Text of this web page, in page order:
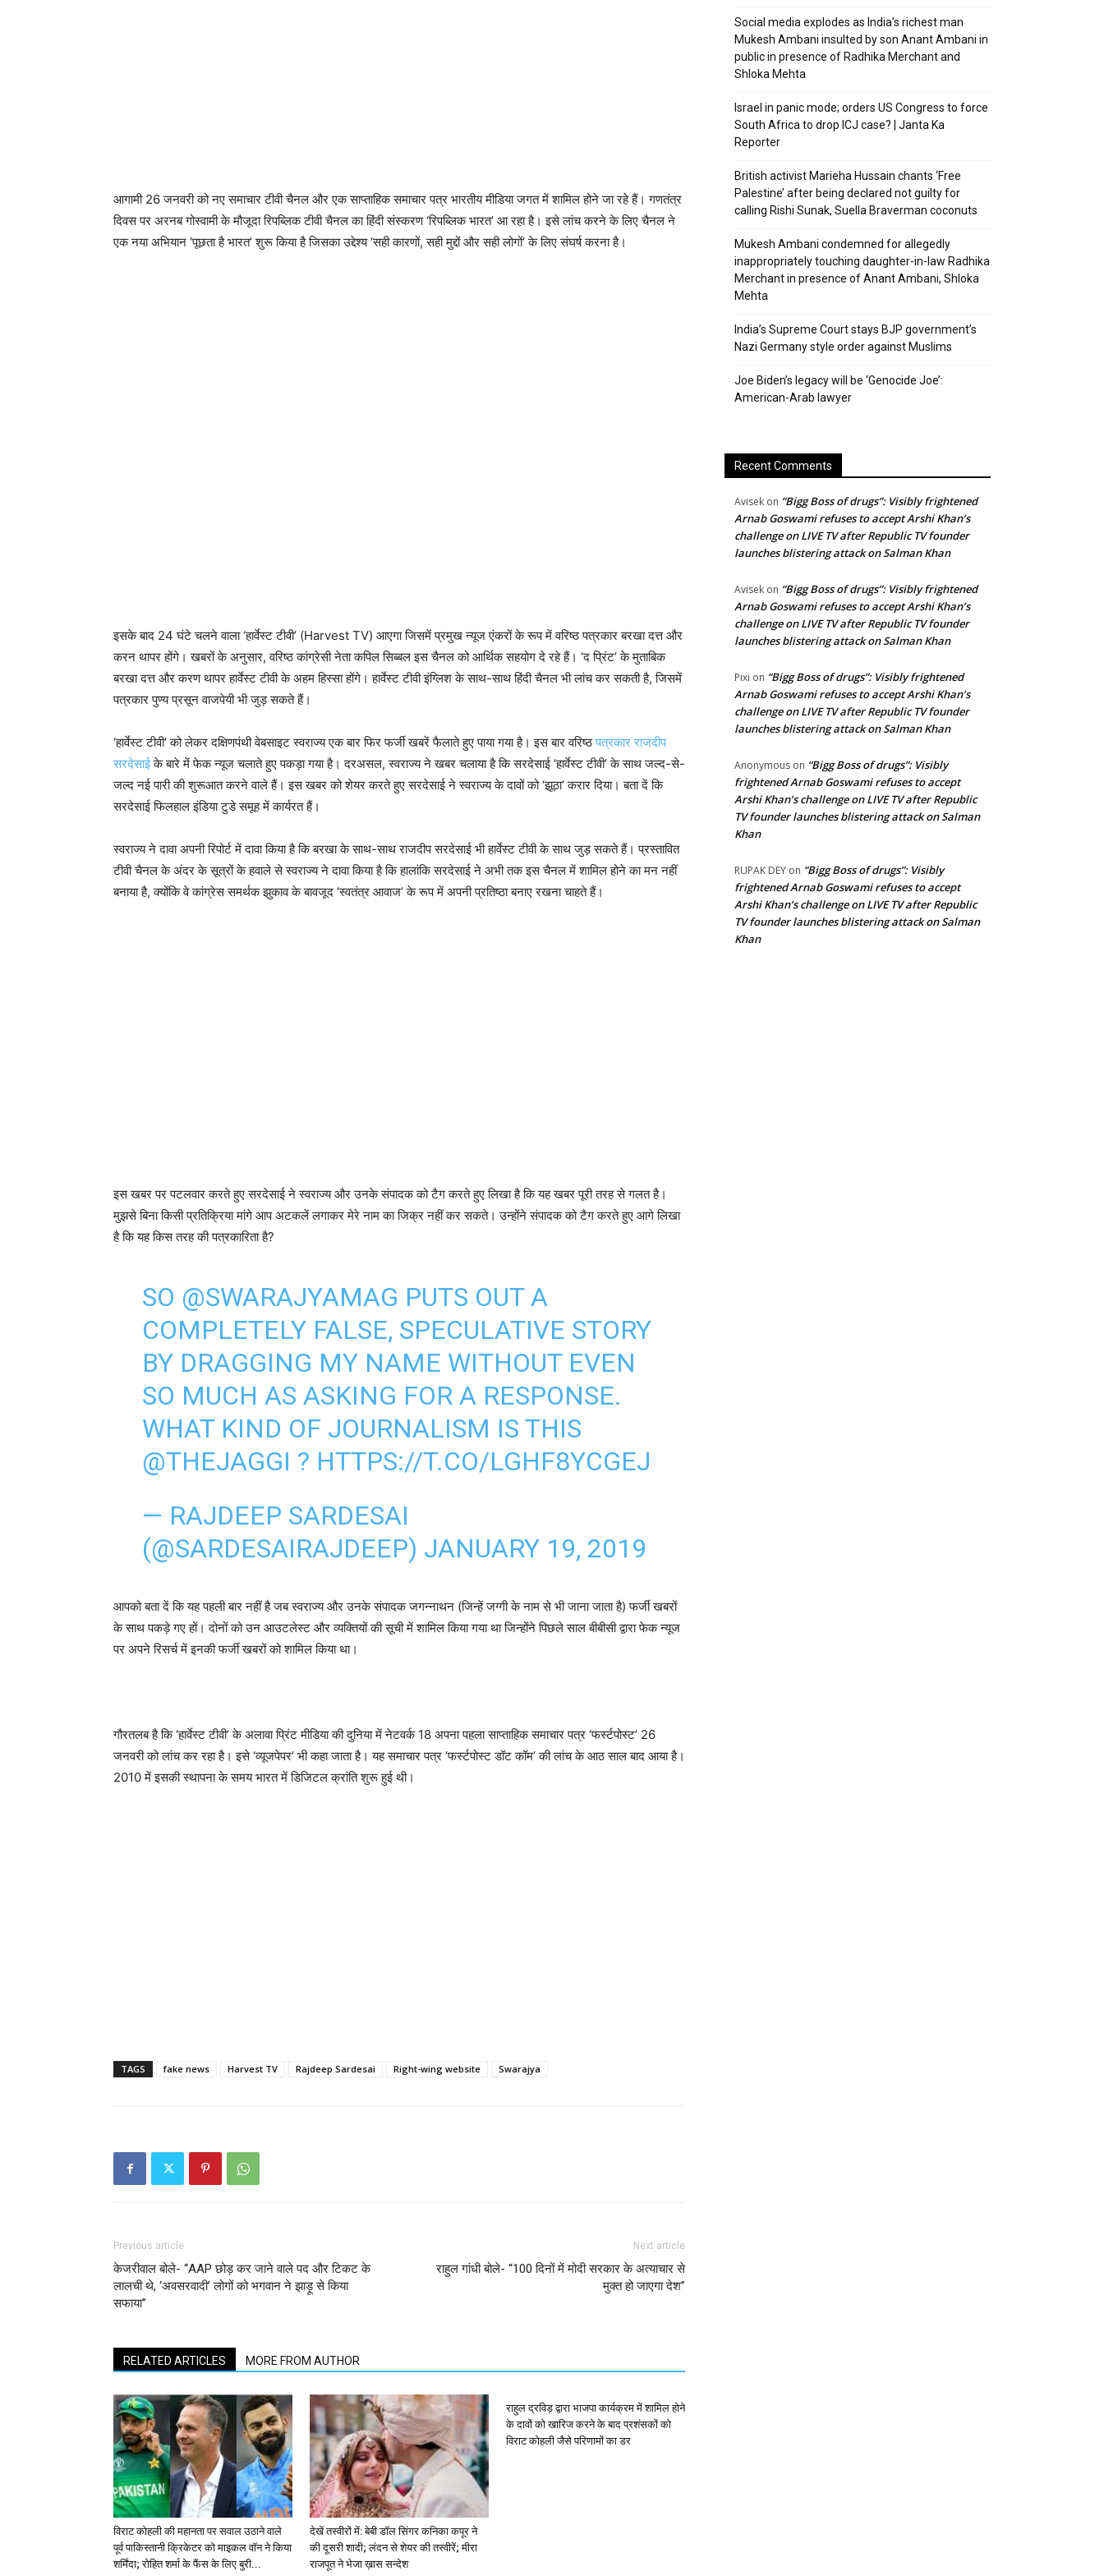
आगामी 26 जनवरी को नए समाचार टीवी चैनल और एक साप्ताहिक समाचार पत्र भारतीय मीडिया जगत में शामिल होने जा रहे हैं। गणतंत्र
दिवस पर अरनब गोस्वामी के मौजूदा रिपब्लिक टीवी चैनल का हिंदी संस्करण ‘रिपब्लिक भारत’ आ रहा है। इसे लांच करने के लिए चैनल ने
एक नया अभियान ‘पूछता है भारत’ शुरू किया है जिसका उद्देश्य ‘सही कारणों, सही मुद्दों और सही लोगों’ के लिए संघर्ष करना है।
इसके बाद 24 घंटे चलने वाला ‘हार्वेस्ट टीवी’ (Harvest TV) आएगा जिसमें प्रमुख न्यूज एंकरों के रूप में वरिष्ठ पत्रकार बरखा दत्त और
करन थापर होंगे। खबरों के अनुसार, वरिष्ठ कांग्रेसी नेता कपिल सिब्बल इस चैनल को आर्थिक सहयोग दे रहे हैं। ‘द प्रिंट’ के मुताबिक
बरखा दत्त और करण थापर हार्वेस्ट टीवी के अहम हिस्सा होंगे। हार्वेस्ट टीवी इंग्लिश के साथ-साथ हिंदी चैनल भी लांच कर सकती है, जिसमें
पत्रकार पुण्य प्रसून वाजपेयी भी जुड़ सकते हैं।
‘हार्वेस्ट टीवी’ को लेकर दक्षिणपंथी वेबसाइट स्वराज्य एक बार फिर फर्जी खबरें फैलाते हुए पाया गया है। इस बार वरिष्ठपत्रकार राजदीप
सरदेसाईके बारे में फेक न्यूज चलाते हुए पकड़ा गया है। दरअसल, स्वराज्य ने खबर चलाया है कि सरदेसाई ‘हार्वेस्ट टीवी’ के साथ जल्द-से-
जल्द नई पारी की शुरूआत करने वाले हैं। इस खबर को शेयर करते हुए सरदेसाई ने स्वराज्य के दावों को ‘झूठा’ करार दिया। बता दें कि
सरदेसाई फिलहाल इंडिया टुडे समूह में कार्यरत हैं।
स्वराज्य ने दावा अपनी रिपोर्ट में दावा किया है कि बरखा के साथ-साथ राजदीप सरदेसाई भी हार्वेस्ट टीवी के साथ जुड़ सकते हैं। प्रस्तावित
टीवी चैनल के अंदर के सूत्रों के हवाले से स्वराज्य ने दावा किया है कि हालांकि सरदेसाई ने अभी तक इस चैनल में शामिल होने का मन नहीं
बनाया है, क्योंकि वे कांग्रेस समर्थक झुकाव के बावजूद ‘स्वतंत्र आवाज’ के रूप में अपनी प्रतिष्ठा बनाए रखना चाहते हैं।
इस खबर पर पटलवार करते हुए सरदेसाई ने स्वराज्य और उनके संपादक को टैग करते हुए लिखा है कि यह खबर पूरी तरह से गलत है।
मुझसे बिना किसी प्रतिक्रिया मांगे आप अटकलें लगाकर मेरे नाम का जिक्र नहीं कर सकते। उन्होंने संपादक को टैग करते हुए आगे लिखा
है कि यह किस तरह की पत्रकारिता है?
SO @SWARAJYAMAG PUTS OUT A
COMPLETELY FALSE, SPECULATIVE STORY
BY DRAGGING MY NAME WITHOUT EVEN
SO MUCH AS ASKING FOR A RESPONSE.
WHAT KIND OF JOURNALISM IS THIS
@THEJAGGI ? HTTPS://T.CO/LGHF8YCGEJ
— RAJDEEP SARDESAI
(@SARDESAIRAJDEEP) JANUARY 19, 2019
आपको बता दें कि यह पहली बार नहीं है जब स्वराज्य और उनके संपादक जगन्नाथन (जिन्हें जग्गी के नाम से भी जाना जाता है) फर्जी खबरों
के साथ पकड़े गए हों। दोनों को उन आउटलेस्ट और व्यक्तियों की सूची में शामिल किया गया था जिन्होंने पिछले साल बीबीसी द्वारा फेक न्यूज
पर अपने रिसर्च में इनकी फर्जी खबरों को शामिल किया था।
गौरतलब है कि ‘हार्वेस्ट टीवी’ के अलावा प्रिंट मीडिया की दुनिया में नेटवर्क 18 अपना पहला साप्ताहिक समाचार पत्र ‘फर्स्टपोस्ट’ 26
जनवरी को लांच कर रहा है। इसे ‘व्यूजपेपर’ भी कहा जाता है। यह समाचार पत्र ‘फर्स्टपोस्ट डॉट कॉम’ की लांच के आठ साल बाद आया है।
2010 में इसकी स्थापना के समय भारत में डिजिटल क्रांति शुरू हुई थी।
TAGS fake news Harvest TV Rajdeep Sardesai Right-wing website Swarajya
Previous article
केजरीवाल बोले- “AAP छोड़ कर जाने वाले पद और टिकट के
लालची थे, ‘अवसरवादी’ लोगों को भगवान ने झाड़ू से किया
सफाया”
Next article
राहुल गांधी बोले- “100 दिनों में मोदी सरकार के अत्याचार से
मुक्त हो जाएगा देश”
RELATED ARTICLES MORE FROM AUTHOR
विराट कोहली की महानता पर सवाल उठाने वाले
पूर्व पाकिस्तानी क्रिकेटर को माइकल वॉन ने किया
शर्मिंदा; रोहित शर्मा के फैंस के लिए बुरी...
देखें तस्वीरों में: बेबी डॉल सिंगर कनिका कपूर ने
की दूसरी शादी; लंदन से शेयर की तस्वीरें; मीरा
राजपूत ने भेजा ख़ास सन्देश
राहुल द्रविड़ द्वारा भाजपा कार्यक्रम में शामिल होने
के दावों को खारिज करने के बाद प्रशंसकों को
विराट कोहली जैसे परिणामों का डर
Social media explodes as India’s richest man
Mukesh Ambani insulted by son Anant Ambani in
public in presence of Radhika Merchant and
Shloka Mehta
Israel in panic mode; orders US Congress to force
South Africa to drop ICJ case? | Janta Ka
Reporter
British activist Marieha Hussain chants ‘Free
Palestine’ after being declared not guilty for
calling Rishi Sunak, Suella Braverman coconuts
Mukesh Ambani condemned for allegedly
inappropriately touching daughter-in-law Radhika
Merchant in presence of Anant Ambani, Shloka
Mehta
India’s Supreme Court stays BJP government’s
Nazi Germany style order against Muslims
Joe Biden’s legacy will be ‘Genocide Joe’:
American-Arab lawyer
Recent Comments
Avisek on “Bigg Boss of drugs”: Visibly frightened
Arnab Goswami refuses to accept Arshi Khan’s
challenge on LIVE TV after Republic TV founder
launches blistering attack on Salman Khan
Avisek on “Bigg Boss of drugs”: Visibly frightened
Arnab Goswami refuses to accept Arshi Khan’s
challenge on LIVE TV after Republic TV founder
launches blistering attack on Salman Khan
Pixi on “Bigg Boss of drugs”: Visibly frightened
Arnab Goswami refuses to accept Arshi Khan’s
challenge on LIVE TV after Republic TV founder
launches blistering attack on Salman Khan
Anonymous on “Bigg Boss of drugs”: Visibly
frightened Arnab Goswami refuses to accept
Arshi Khan’s challenge on LIVE TV after Republic
TV founder launches blistering attack on Salman
Khan
RUPAK DEY on “Bigg Boss of drugs”: Visibly
frightened Arnab Goswami refuses to accept
Arshi Khan’s challenge on LIVE TV after Republic
TV founder launches blistering attack on Salman
Khan